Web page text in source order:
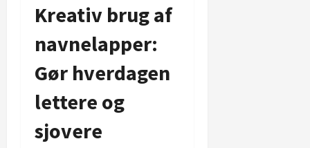
Kreativ brug af
navnelapper:
Gør hverdagen
lettere og
sjovere